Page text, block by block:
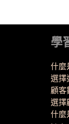
學
什麼
選擇
顧客
選擇
什麼